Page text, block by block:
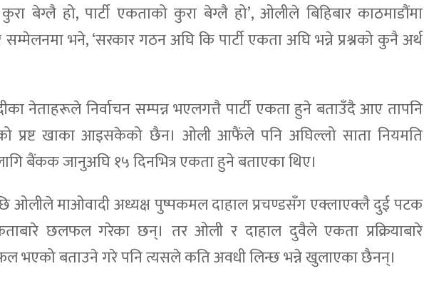
बेग्लै हो, पार्टी एकताको कुरा बेग्लै हो’, ओलीले बिहिबार काठमाडौंमा
भने, ‘सरकार गठन अघि कि पार्टी एकता अघि भन्ने प्रश्नको कुनै अर्थ
नेताहरूले निर्वाचन सम्पन्न भएलगत्तै पार्टी एकता हुने बताउँदै आए तापनि
प्रष्ट खाका आइसकेको छैन। ओली आफैंले पनि अघिल्लो साता नियमति
बैंकक जानुअघि १५ दिनभित्र एकता हुने बताएका थिए।
ओलीले माओवादी अध्यक्ष पुष्पकमल दाहाल प्रचण्डसँग एक्लाएक्लै दुई पटक
छलफल गरेका छन्। तर ओली र दाहाल दुवैले एकता प्रक्रियाबारे
भएको बताउने गरे पनि त्यसले कति अवधी लिन्छ भन्ने खुलाएका छैनन्।